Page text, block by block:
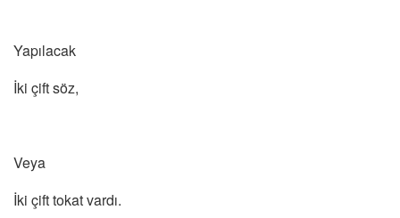
Yapılacak
İki çift söz,
Veya
İki çift tokat vardı.